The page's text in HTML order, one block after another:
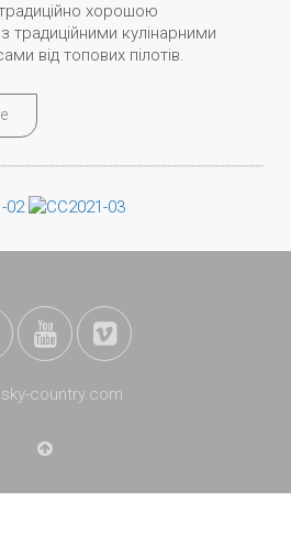
хорошою
традиційними кулінарними
від топових пілотів.
country.com